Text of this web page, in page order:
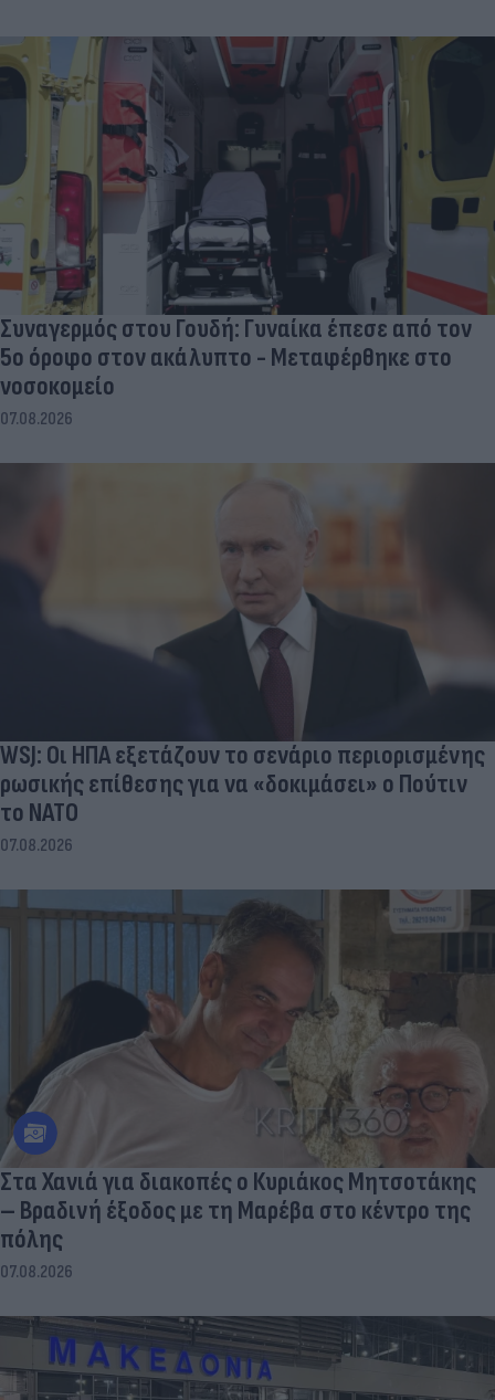
Συναγερμός στου Γουδή: Γυναίκα έπεσε από τον
5ο όροφο στον ακάλυπτο - Μεταφέρθηκε στο
νοσοκομείο
07.08.2026
WSJ: Οι ΗΠΑ εξετάζουν το σενάριο περιορισμένης
ρωσικής επίθεσης για να «δοκιμάσει» ο Πούτιν
το ΝΑΤΟ
07.08.2026
Στα Χανιά για διακοπές ο Κυριάκος Μητσοτάκης
– Βραδινή έξοδος με τη Μαρέβα στο κέντρο της
πόλης
07.08.2026